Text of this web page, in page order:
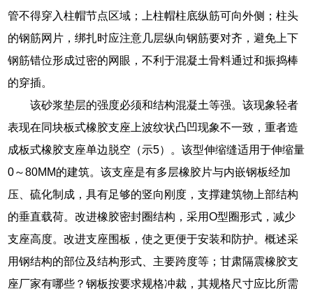
管不得穿入柱帽节点区域；上柱帽柱底纵筋可向外侧；柱头
的钢筋网片，绑扎时应注意几层纵向钢筋要对齐，避免上下
钢筋错位形成过密的网眼，不利于混凝土骨料通过和振捣棒
的穿插。
该砂浆垫层的强度必须和结构混凝土等强。该现象轻者
表现在同块板式橡胶支座上波纹状凸凹现象不一致，重者造
成板式橡胶支座单边脱空（示5）。该型伸缩缝适用于伸缩量
0～80MM的建筑。该支座是有多层橡胶片与内嵌钢板经加
压、硫化制成，具有足够的竖向刚度，支撑建筑物上部结构
的垂直载荷。改进橡胶密封圈结构，采用O型圈形式，减少
支座高度。改进支座围板，使之更便于安装和防护。概述采
用钢结构的部位及结构形式、主要跨度等；甘肃隔震橡胶支
座厂家有哪些？钢板按要求规格冲裁，其规格尺寸应比所需